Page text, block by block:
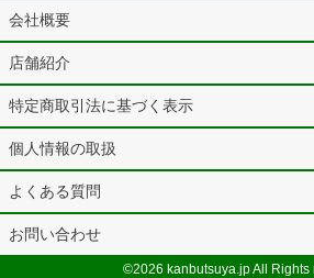
会社概要
店舗紹介
特定商取引法に基づく表示
個人情報の取扱
よくある質問
お問い合わせ
©2026 kanbutsuya.jp All Rights